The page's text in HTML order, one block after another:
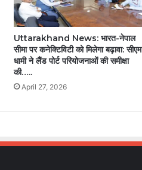
Uttarakhand News: भारत-नेपाल
सीमा पर कनेक्टिविटी को मिलेगा बढ़ावा: सीएम
धामी ने लैंड पोर्ट परियोजनाओं की समीक्षा
की…..
April 27, 2026